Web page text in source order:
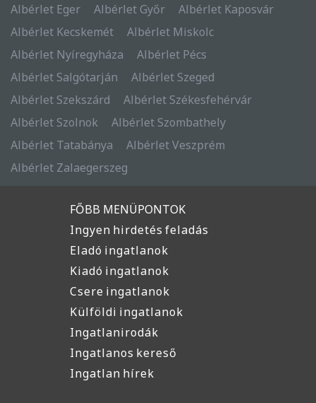
Albérlet Eger
Albérlet Győr
Albérlet Kaposvár
Albérlet Kecskemét
Albérlet Miskolc
Albérlet Nyíregyháza
Albérlet Pécs
Albérlet Salgótarján
Albérlet Szeged
Albérlet Szekszárd
Albérlet Székesfehérvár
Albérlet Szolnok
Albérlet Szombathely
Albérlet Tatabánya
Albérlet Veszprém
Albérlet Zalaegerszeg
FŐBB MENÜPONTOK
Ingyen hirdetés feladás
Eladó ingatlanok
Kiadó ingatlanok
Csere ingatlanok
Külföldi ingatlanok
Ingatlanirodák
Ingatlanos kereső
Ingatlan hírek